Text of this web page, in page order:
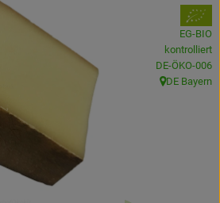
, Verband:
EG-BIO
kontrolliert
, Kontrollstelle:
DE-ÖKO-006
, Herkunft:
DE Bayern